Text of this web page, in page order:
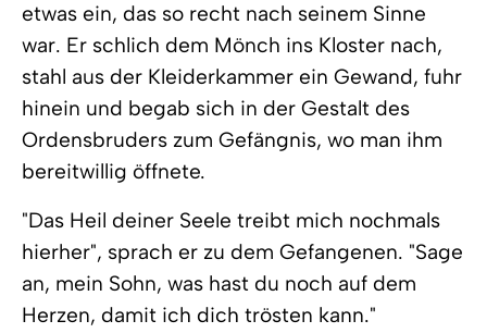
etwas ein, das so recht nach seinem Sinne
war. Er schlich dem Mönch ins Kloster nach,
stahl aus der Kleiderkammer ein Gewand, fuhr
hinein und begab sich in der Gestalt des
Ordensbruders zum Gefängnis, wo man ihm
bereitwillig öffnete.
"Das Heil deiner Seele treibt mich nochmals
hierher", sprach er zu dem Gefangenen. "Sage
an, mein Sohn, was hast du noch auf dem
Herzen, damit ich dich trösten kann."